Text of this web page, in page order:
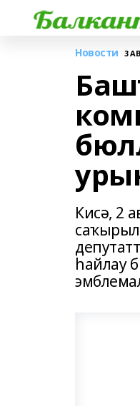
Новости 3
Кисә, 2
һайлау